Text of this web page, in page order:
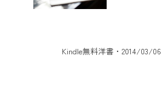
Kindle無料洋書・2014/03/06